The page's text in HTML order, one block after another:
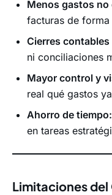
Menos gastos no
facturas de
Cierres
ni conciliaciones
Mayor control y
real qué gastos
Ahorro de tiempo:
en tareas
Limitaciones del